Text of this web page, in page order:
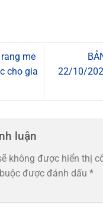
me
cho gia
22/10/
luận
không được hiển thị
được đánh dấu *